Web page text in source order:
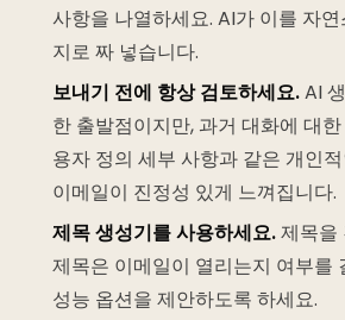
사항을 나열하세요. AI가 이를 자
지로 짜 넣습니다.
보내기 전에 항상 검토하세요.AI
한 출발점이지만, 과거 대화에 대
용자 정의 세부 사항과 같은 개인
이메일이 진정성 있게 느껴집니다.
제목 생성기를 사용하세요.제목을
제목은 이메일이 열리는지 여부를
성능 옵션을 제안하도록 하세요.